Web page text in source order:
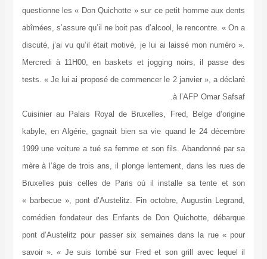
questionne les « Don Quichotte » sur ce petit homme aux dents
abîmées, s’assure qu’il ne boit pas d’alcool, le rencontre. « On a
discuté, j’ai vu qu’il était motivé, je lui ai laissé mon numéro ».
Mercredi à 11H00, en baskets et jogging noirs, il passe des
tests. « Je lui ai proposé de commencer le 2 janvier », a déclaré
à l’AFP Omar Safsaf.
Cuisinier au Palais Royal de Bruxelles, Fred, Belge d’origine
kabyle, en Algérie, gagnait bien sa vie quand le 24 décembre
1999 une voiture a tué sa femme et son fils. Abandonné par sa
mère à l’âge de trois ans, il plonge lentement, dans les rues de
Bruxelles puis celles de Paris où il installe sa tente et son
« barbecue », pont d’Austelitz. Fin octobre, Augustin Legrand,
comédien fondateur des Enfants de Don Quichotte, débarque
pont d’Austelitz pour passer six semaines dans la rue « pour
savoir ». « Je suis tombé sur Fred et son grill avec lequel il